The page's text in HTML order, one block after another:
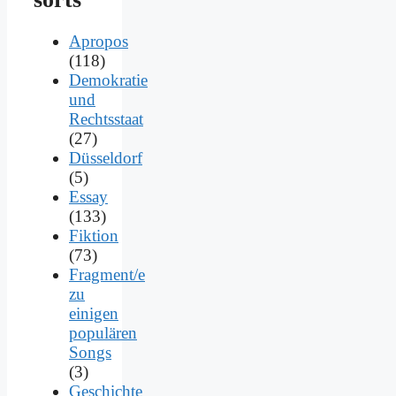
Apropos
(118)
Demokratie
und
Rechtsstaat
(27)
Düsseldorf
(5)
Essay
(133)
Fiktion
(73)
Fragment/e
zu
einigen
populären
Songs
(3)
Geschichte